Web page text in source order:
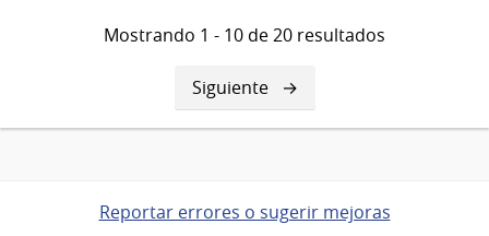
Mostrando 1 - 10 de 20 resultados
Siguiente
página
Siguiente
Reportar errores o sugerir mejoras